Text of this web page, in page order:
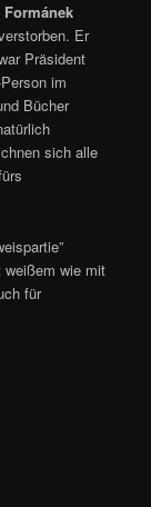
Er
Präsident
im
Bücher
sich alle
weißem wie mit
für